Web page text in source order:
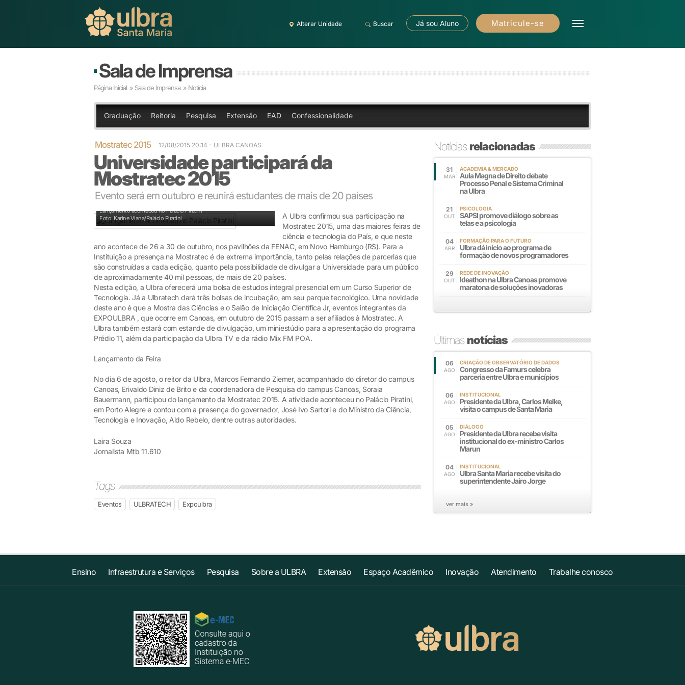
Alterar Unidade Buscar Já sou Aluno Matricule-se
Sala de Imprensa
Página Inicial » Sala de Imprensa » Notícia
Graduação Reitoria Pesquisa Extensão EAD Confessionalidade
Mostratec 2015 12/08/2015 20:14 - ULBRA CANOAS
Universidade participará da
Mostratec 2015
Evento será em outubro e reunirá estudantes de mais de 20 países
Lançamento aconteceu no Palácio Piratini
Foto: Karine Viana/Palácio Piratini
A Ulbra confirmou sua participação na
Mostratec 2015, uma das maiores feiras de
ciência e tecnologia do País, e que neste
ano acontece de 26 a 30 de outubro, nos pavilhões da FENAC, em Novo Hamburgo (RS). Para a
Instituição a presença na Mostratec é de extrema importância, tanto pelas relações de parcerias que
são construídas a cada edição, quanto pela possibilidade de divulgar a Universidade para um público
de aproximadamente 40 mil pessoas, de mais de 20 países.
Nesta edição, a Ulbra oferecerá uma bolsa de estudos integral presencial em um Curso Superior de
Tecnologia. Já a Ulbratech dará três bolsas de incubação, em seu parque tecnológico. Uma novidade
deste ano é que a Mostra das Ciências e o Salão de Iniciação Científica Jr, eventos integrantes da
EXPOULBRA , que ocorre em Canoas, em outubro de 2015 passam a ser afiliados à Mostratec. A
Ulbra também estará com estande de divulgação, um miniestúdio para a apresentação do programa
Prédio 11, além da participação da Ulbra TV e da rádio Mix FM POA.
Lançamento da Feira
No dia 6 de agosto, o reitor da Ulbra, Marcos Fernando Ziemer, acompanhado do diretor do campus
Canoas, Erivaldo Diniz de Brito e da coordenadora de Pesquisa do campus Canoas, Soraia
Bauermann, participou do lançamento da Mostratec 2015. A atividade aconteceu no Palácio Piratini,
em Porto Alegre e contou com a presença do governador, José Ivo Sartori e do Ministro da Ciência,
Tecnologia e Inovação, Aldo Rebelo, dentre outras autoridades.
Laira Souza
Jornalista Mtb 11.610
Tags
Eventos ULBRATECH Expoulbra
Notíciasrelacionadas
31
MAR
ACADEMIA & MERCADO
Aula Magna de Direito debate
Processo Penal e Sistema Criminal
na Ulbra
21
OUT
PSICOLOGIA
SAPSI promove diálogo sobre as
telas e a psicologia
04
ABR
FORMAÇÃO PARA O FUTURO
Ulbra dá início ao programa de
formação de novos programadores
29
OUT
REDE DE INOVAÇÃO
Ideathon na Ulbra Canoas promove
maratona de soluções inovadoras
Últimasnotícias
06
AGO
CRIAÇÃO DE OBSERVATÓRIO DE DADOS
Congresso da Famurs celebra
parceria entre Ulbra e municípios
06
AGO
INSTITUCIONAL
Presidente da Ulbra, Carlos Melke,
visita o campus de Santa Maria
05
AGO
DIÁLOGO
Presidente da Ulbra recebe visita
institucional do ex-ministro Carlos
Marun
04
AGO
INSTITUCIONAL
Ulbra Santa Maria recebe visita do
superintendente Jairo Jorge
ver mais »
Ensino Infraestrutura e Serviços Pesquisa Sobre a ULBRA Extensão Espaço Acadêmico Inovação Atendimento Trabalhe conosco